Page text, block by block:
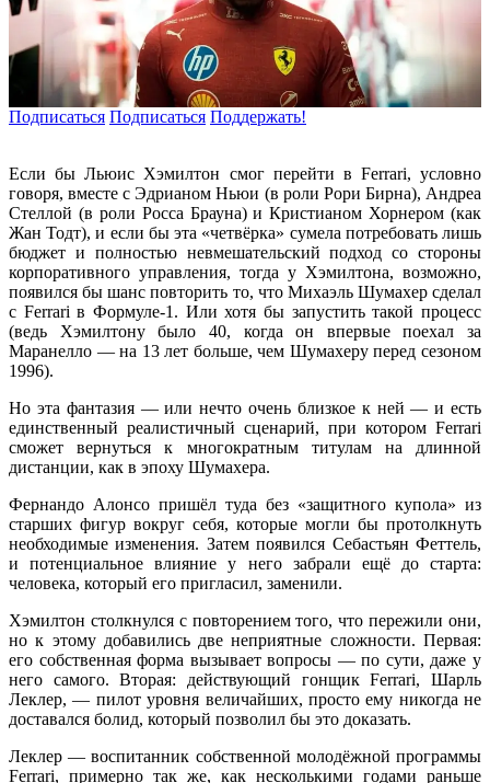
Подписаться Подписаться Поддержать!
Если бы Льюис Хэмилтон смог перейти в Ferrari, условно
говоря, вместе с Эдрианом Ньюи (в роли Рори Бирна), Андреа
Стеллой (в роли Росса Брауна) и Кристианом Хорнером (как
Жан Тодт), и если бы эта «четвёрка» сумела потребовать лишь
бюджет и полностью невмешательский подход со стороны
корпоративного управления, тогда у Хэмилтона, возможно,
появился бы шанс повторить то, что Михаэль Шумахер сделал
с Ferrari в Формуле-1. Или хотя бы запустить такой процесс
(ведь Хэмилтону было 40, когда он впервые поехал за
Маранелло — на 13 лет больше, чем Шумахеру перед сезоном
1996).
Но эта фантазия — или нечто очень близкое к ней — и есть
единственный реалистичный сценарий, при котором Ferrari
сможет вернуться к многократным титулам на длинной
дистанции, как в эпоху Шумахера.
Фернандо Алонсо пришёл туда без «защитного купола» из
старших фигур вокруг себя, которые могли бы протолкнуть
необходимые изменения. Затем появился Себастьян Феттель,
и потенциальное влияние у него забрали ещё до старта:
человека, который его пригласил, заменили.
Хэмилтон столкнулся с повторением того, что пережили они,
но к этому добавились две неприятные сложности. Первая:
его собственная форма вызывает вопросы — по сути, даже у
него самого. Вторая: действующий гонщик Ferrari, Шарль
Леклер, — пилот уровня величайших, просто ему никогда не
доставался болид, который позволил бы это доказать.
Леклер — воспитанник собственной молодёжной программы
Ferrari, примерно так же, как несколькими годами раньше